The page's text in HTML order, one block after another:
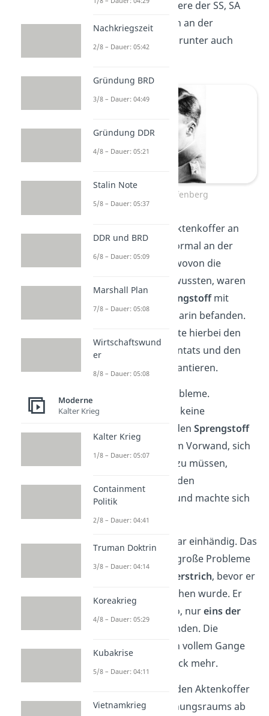
meisten hohen Offiziere der SS, SA
und Gestapo nahmen an der
Versammlung teil, darunter auch
Claus Stauffenberg
Er reiste mit einem Aktenkoffer an
und beteiligte sich normal an der
Besprechung. Doch wovon die
Anwesenden nichts wussten, waren
zwei Pakete Sprengstoffmit
Zeitzünder, die sich darin befanden.
Das zweite Paket sollte hierbei den
Erfolg des Hitler Attentats und den
Tod der Offiziere garantieren.
Allerdings gab es Probleme.
Stauffenberg konnte keine
Gelegenheit finden, den Sprengstoff
. Unter dem Vorwand, sich
das Hemd wechseln zu müssen,
verließ er schließlich den
Besprechungsraum und machte sich
eilig an die Arbeit.
Aber Stauffenberg war einhändig. Das
Zünden machte ihm große Probleme
wertvolle Zeit verstrich, bevor er
schließlich unterbrochen wurde. Er
schaffte es gerade so, nureins der
zu zünden. Die
Operation war nun in vollem Gange
und es gab kein Zurück mehr.
Stauffenberg stellte den Aktenkoffer
am Fuß des Besprechungsraums ab
Nachkriegszeit
2/8 – Dauer: 05:42
Gründung BRD
3/8 – Dauer: 04:49
Gründung DDR
4/8 – Dauer: 05:21
Stalin Note
5/8 – Dauer: 05:37
DDR und BRD
6/8 – Dauer: 05:09
Marshall Plan
7/8 – Dauer: 05:08
Wirtschaftswund
er
8/8 – Dauer: 05:08
Moderne
Kalter Krieg
Kalter Krieg
1/8 – Dauer: 05:07
Containment
Politik
2/8 – Dauer: 04:41
Truman Doktrin
3/8 – Dauer: 04:14
Koreakrieg
4/8 – Dauer: 05:29
Kubakrise
5/8 – Dauer: 04:11
Vietnamkrieg